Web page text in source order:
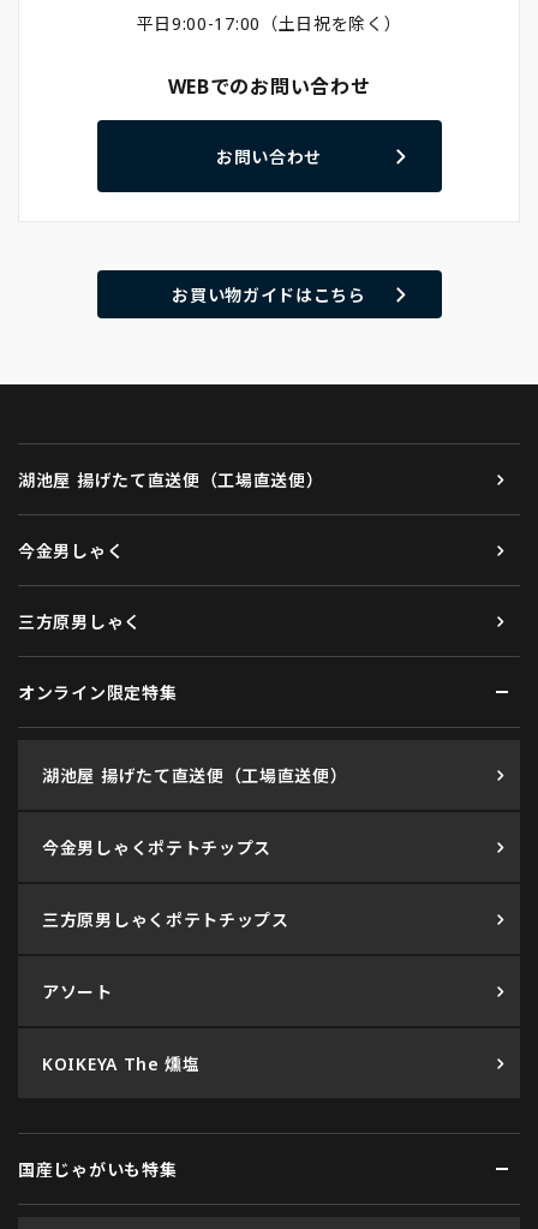
平日9:00-17:00（土日祝を除く）
WEBでのお問い合わせ
お問い合わせ
お買い物ガイドはこちら
湖池屋 揚げたて直送便（工場直送便）
今金男しゃく
三方原男しゃく
オンライン限定特集
湖池屋 揚げたて直送便（工場直送便）
今金男しゃくポテトチップス
三方原男しゃくポテトチップス
アソート
KOIKEYA The 燻塩
国産じゃがいも特集